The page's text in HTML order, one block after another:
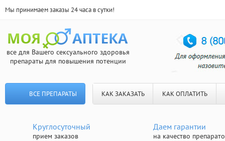
Мы принимаем заказы 24 часа в сутки!
все для Вашего сексуального здоровья
препараты для повышения потенции
ВСЕ ПРЕПАРАТЫ КАК ЗАКАЗАТЬ КАК ОПЛАТИТЬ
Круглосуточный
прием заказов
Даем гарантии
на качество